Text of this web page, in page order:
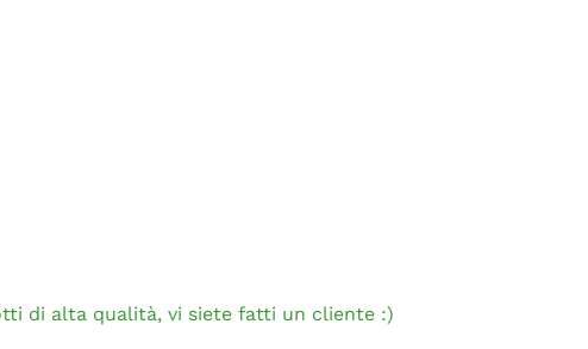
di alta qualità, vi siete fatti un cliente :)